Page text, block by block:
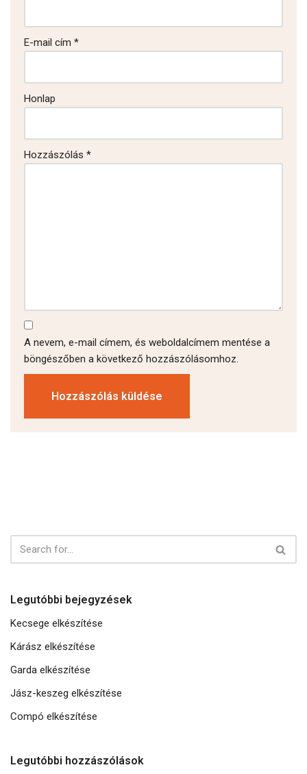
E-mail cím *
Honlap
Hozzászólás *
A nevem, e-mail címem, és weboldalcímem mentése a
böngészőben a következő hozzászólásomhoz.
Legutóbbi bejegyzések
Kecsege elkészítése
Kárász elkészítése
Garda elkészítése
Jász-keszeg elkészítése
Compó elkészítése
Legutóbbi hozzászólások